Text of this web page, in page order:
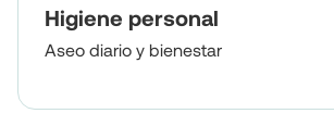
Higiene personal
Aseo diario y bienestar